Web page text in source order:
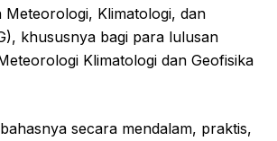
Meteorologi, Klimatologi, dan
khususnya bagi para lulusan
Klimatologi dan Geofisika
secara mendalam, praktis,